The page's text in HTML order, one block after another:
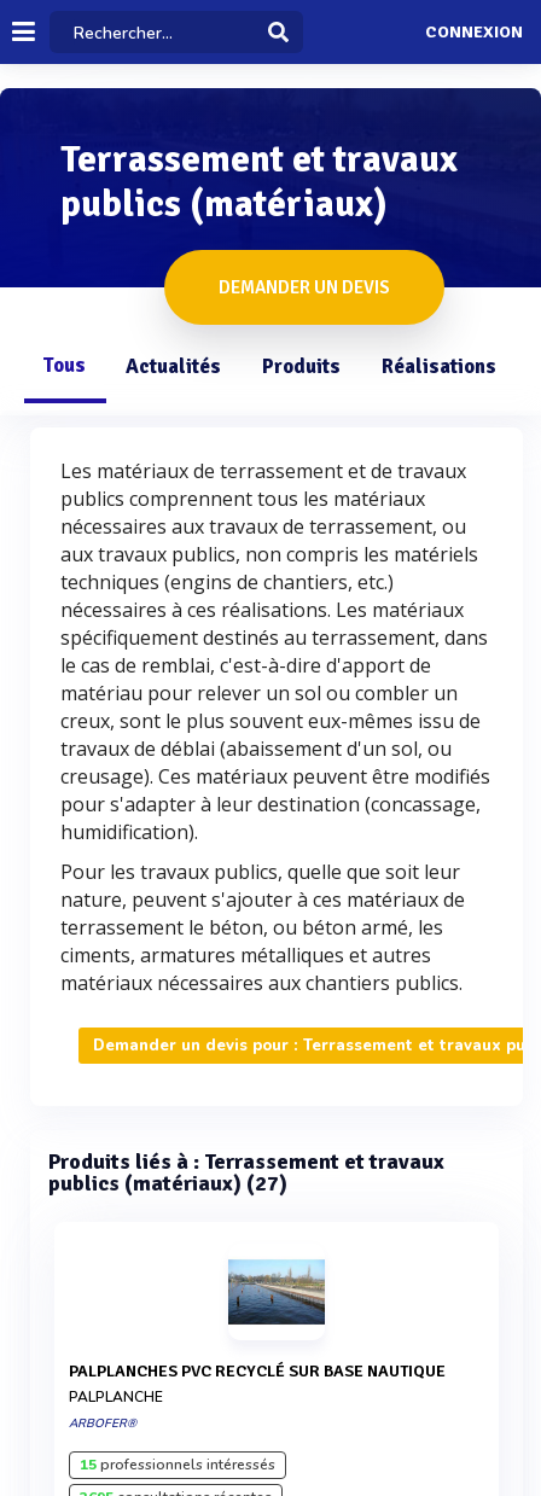
CONNEXION
Terrassement et travaux
publics (matériaux)
DEMANDER UN DEVIS
Tous Actualités Produits Réalisations
Les matériaux de terrassement et de travaux
publics comprennent tous les matériaux
nécessaires aux travaux de terrassement, ou
aux travaux publics, non compris les matériels
techniques (engins de chantiers, etc.)
nécessaires à ces réalisations. Les matériaux
spécifiquement destinés au terrassement, dans
le cas de remblai, c'est-à-dire d'apport de
matériau pour relever un sol ou combler un
creux, sont le plus souvent eux-mêmes issu de
travaux de déblai (abaissement d'un sol, ou
creusage). Ces matériaux peuvent être modifiés
pour s'adapter à leur destination (concassage,
humidification).
Pour les travaux publics, quelle que soit leur
nature, peuvent s'ajouter à ces matériaux de
terrassement le béton, ou béton armé, les
ciments, armatures métalliques et autres
matériaux nécessaires aux chantiers publics.
Demander un devis pour : Terrassement et travaux
Produits liés à : Terrassement et travaux
publics (matériaux) (27)
PALPLANCHES PVC RECYCLÉ SUR BASE NAUTIQUE
PALPLANCHE
ARBOFER®
15professionnels intéressés